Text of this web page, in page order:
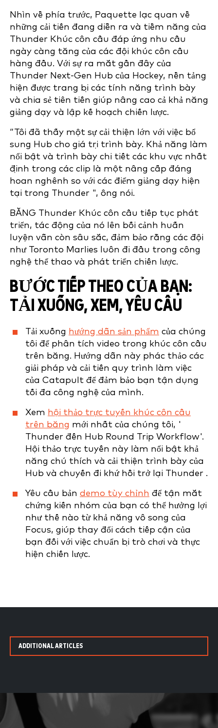
Nhìn về phía trước, Paquette lạc quan về
những cải tiến đang diễn ra và tiềm năng của
Thunder Khúc côn cầu đáp ứng nhu cầu
ngày càng tăng của các đội khúc côn cầu
hàng đầu. Với sự ra mắt gần đây của
Thunder Next-Gen Hub của Hockey, nền tảng
hiện được trang bị các tính năng trình bày
và chia sẻ tiên tiến giúp nâng cao cả khả năng
giảng dạy và lập kế hoạch chiến lược.
“Tôi đã thấy một sự cải thiện lớn với việc bổ
sung Hub cho giá trị trình bày. Khả năng làm
nổi bật và trình bày chi tiết các khu vực nhất
định trong các clip là một nâng cấp đáng
hoan nghênh so với các điểm giảng dạy hiện
tại trong Thunder ", ông nói.
BẰNG Thunder Khúc côn cầu tiếp tục phát
triển, tác động của nó lên bối cảnh huấn
luyện vẫn còn sâu sắc, đảm bảo rằng các đội
như Toronto Marlies luôn đi đầu trong công
nghệ thể thao và phát triển chiến lược.
BƯỚC TIẾP THEO CỦA BẠN:
TẢI XUỐNG, XEM, YÊU CẦU
Tải xuống hướng dẫn sản phẩm của chúng
tôi để phân tích video trong khúc côn cầu
trên băng. Hướng dẫn này phác thảo các
giải pháp và cải tiến quy trình làm việc
của Catapult để đảm bảo bạn tận dụng
tối đa công nghệ của mình.
Xem hội thảo trực tuyến khúc côn cầu
trên băng mới nhất của chúng tôi, '
Thunder đến Hub Round Trip Workflow'.
Hội thảo trực tuyến này làm nổi bật khả
năng chú thích và cải thiện trình bày của
Hub và chuyến đi khứ hồi trở lại Thunder .
Yêu cầu bản demo tùy chỉnh để tận mắt
chứng kiến nhóm của bạn có thể hưởng lợi
như thế nào từ khả năng vô song của
Focus, giúp thay đổi cách tiếp cận của
bạn đối với việc chuẩn bị trò chơi và thực
hiện chiến lược.
ADDITIONAL ARTICLES